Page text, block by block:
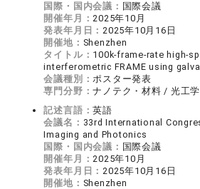
国際・国内会議： 国際会議
開催年月：2025年10月
発表年月日：2025年10月16日
開催地： Shenzhen
タイトル： 100k-frame-rate high-
interferometric FRAME using
会議種別：ポスター発表
専門分野：ナノテク・材料 / 光工
記述言語：英語
会議名： 33rd International
Imaging and Photonics
国際・国内会議： 国際会議
開催年月：2025年10月
発表年月日：2025年10月16日
開催地： Shenzhen